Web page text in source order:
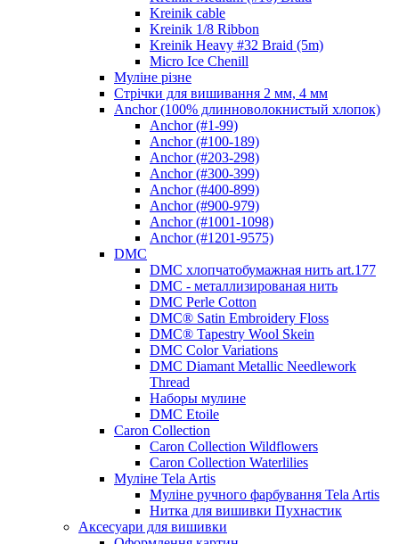
Kreinik cable
Kreinik 1/8 Ribbon
Kreinik Heavy #32 Braid (5m)
Micro Ice Chenill
Муліне різне
Стрічки для вишивання 2 мм, 4 мм
Anchor (100% длинноволокнистый хлопок)
Anchor (#1-99)
Anchor (#100-189)
Anchor (#203-298)
Anchor (#300-399)
Anchor (#400-899)
Anchor (#900-979)
Anchor (#1001-1098)
Anchor (#1201-9575)
DMC
DMC хлопчатобумажная нить art.177
DMC - металлизированая нить
DMC Perle Cotton
DMC® Satin Embroidery Floss
DMC® Tapestry Wool Skein
DMC Color Variations
DMC Diamant Metallic Needlework
Thread
Наборы мулине
DMC Etoile
Caron Collection
Caron Collection Wildflowers
Caron Collection Waterlilies
Муліне Tela Artis
Муліне ручного фарбування Tela Artis
Нитка для вишивки Пухнастик
Аксесуари для вишивки